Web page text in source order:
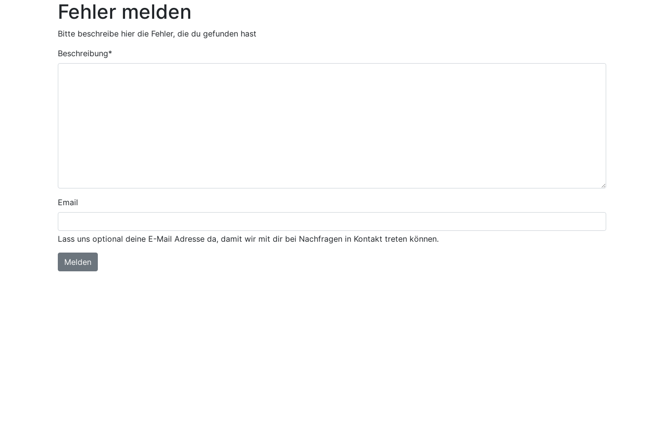
Fehler melden
Bitte beschreibe hier die Fehler, die du gefunden hast
Beschreibung*
Email
Lass uns optional deine E-Mail Adresse da, damit wir mit dir bei Nachfragen in Kontakt treten können.
Melden